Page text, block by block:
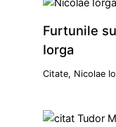
Furtunile
Iorga
Citate, Nicolae